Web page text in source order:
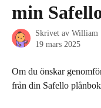
min
Skrivet av William
19 mars 2025
Om du önskar
från din Safello